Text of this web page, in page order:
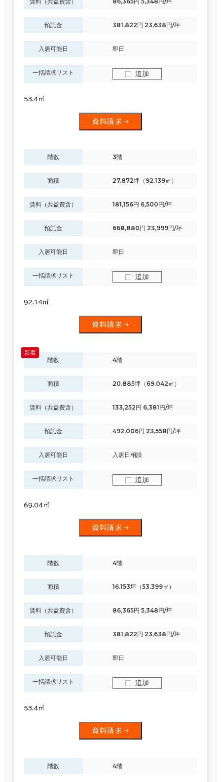
預託金 381,822円 23,638円/坪
入居可能日 即日
一括請求リスト 追加
53.4㎡
資料請求
階数 3階
面積 27.872坪（92.139㎡）
賃料（共益費含） 181,156円 6,500円/坪
預託金 668,880円 23,999円/坪
入居可能日 即日
一括請求リスト 追加
92.14㎡
資料請求
階数 4階
面積 20.885坪（69.042㎡）
賃料（共益費含） 133,252円 6,381円/坪
預託金 492,006円 23,558円/坪
入居可能日 入居日相談
一括請求リスト 追加
69.04㎡
資料請求
階数 4階
面積 16.153坪（53.399㎡）
賃料（共益費含） 86,365円 5,348円/坪
預託金 381,822円 23,638円/坪
入居可能日 即日
一括請求リスト 追加
53.4㎡
資料請求
階数 4階